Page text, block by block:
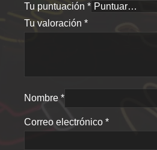
Tu puntuación *
Tu valoración *
Nombre *
Correo electrónico *